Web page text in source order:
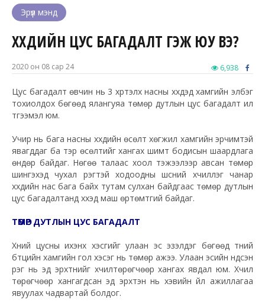
Эрүүл мэнд
ХҮҮХДИЙН ЦУС БАГАДАЛТ ГЭЖ ЮУ ВЭ?
2020 он 08 сар 24 6,938
Цус багадалт өвчин нь 3 хүртэлх насны хүүхдэд хамгийн элбэг
тохиолдох бөгөөд ялангуяа төмөр дутлын цус багадалт илүү
түгээмэл юм.
Учир нь бага насны хүүхдийн өсөлт хөгжил хамгийн эрчимтэй
явагддаг ба тэр өсөлтийг хангах шимт бодисын шаардлага
өндөр байдаг. Нөгөө талаас хоол тэжээлээр авсан төмөр
шингэхэд чухал үүрэгтэй ходоодны шүүсний хүчиллэг чанар
хүүхдийн нас бага байх тутам сулхан байдгаас төмөр дутлын
цус багадалтанд хүүхэд маш өртөмтгий байдаг.
ТӨМӨР ДУТЛЫН ЦУС БАГАДАЛТ
Хүний цусны ихэнх хэсгийг улаан эс эзэлдэг бөгөөд түүний
бүтцийн хамгийн гол хэсэг нь төмөр ажээ. Улаан эсийн үндсэн
үүрэг нь эд эрхтнийг хүчилтөрөгчөөр хангах явдал юм. Хүчил
төрөгчөөр хангагдсан эд эрхтэн нь хэвийн үйл ажиллагаа
явуулах чадвартай болдог.